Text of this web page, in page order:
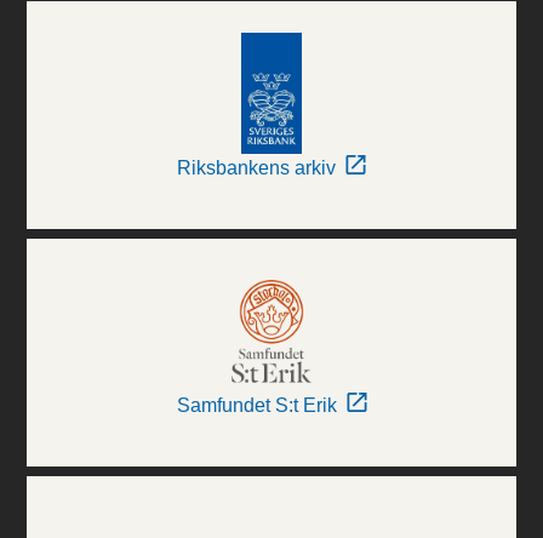
Riksbankens arkiv
Samfundet S:t Erik